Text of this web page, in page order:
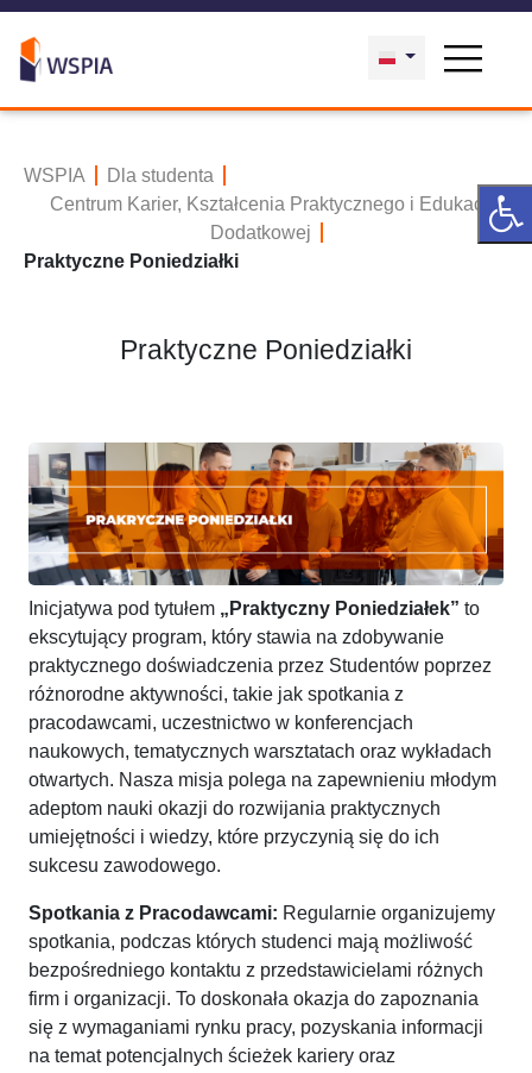
WSPIA
Dla studenta
Centrum Karier, Kształcenia Praktycznego i Edukacji
Dodatkowej
Praktyczne Poniedziałki
Praktyczne Poniedziałki
Inicjatywa pod tytułem „Praktyczny Poniedziałek” to
ekscytujący program, który stawia na zdobywanie
praktycznego doświadczenia przez Studentów poprzez
różnorodne aktywności, takie jak spotkania z
pracodawcami, uczestnictwo w konferencjach
naukowych, tematycznych warsztatach oraz wykładach
otwartych. Nasza misja polega na zapewnieniu młodym
adeptom nauki okazji do rozwijania praktycznych
umiejętności i wiedzy, które przyczynią się do ich
sukcesu zawodowego.
Spotkania z Pracodawcami: Regularnie organizujemy
spotkania, podczas których studenci mają możliwość
bezpośredniego kontaktu z przedstawicielami różnych
firm i organizacji. To doskonała okazja do zapoznania
się z wymaganiami rynku pracy, pozyskania informacji
na temat potencjalnych ścieżek kariery oraz